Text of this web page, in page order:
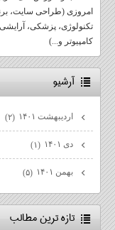
امروزی (طراحی سایت،
تکنولوژی، پزشکی،
کامپیوتر و...)
آرشيو
اردیبهشت ۱۴۰۱ (۲)
دی ۱۴۰۱ (۱)
بهمن ۱۴۰۱ (۵)
تازه ترين مطالب